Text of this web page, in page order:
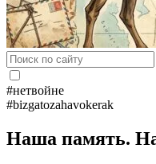
#нетвойне
#bizgatozahavokerak
Наша память.